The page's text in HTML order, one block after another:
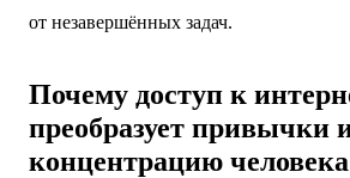
от незавершённых задач.
Почему доступ к
преобразует привычки
концентрацию человека